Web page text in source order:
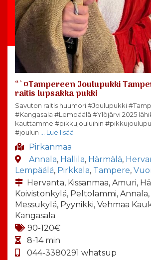
“`¤Tampereen Joulupukki
raitis lupsakka pukki
Savuton raitis huumori #Joulupukki
#Kangasala #Lempäälä #Ylöjärvi 2025
kauttamme #pikkujouluihin
#joulun … Lue lisää
Pirkanmaa
Annala, Hallila, Härmälä,
Lempäälä, Pirkkala, Tampere,
Hervanta, Kissanmaa, Amuri,
Koivistonkylä, Peltolammi,
Messukylä, Pyynikki, Vehmaa
Kangasala
90-120€
8-14 min
044-3380291 whatsup